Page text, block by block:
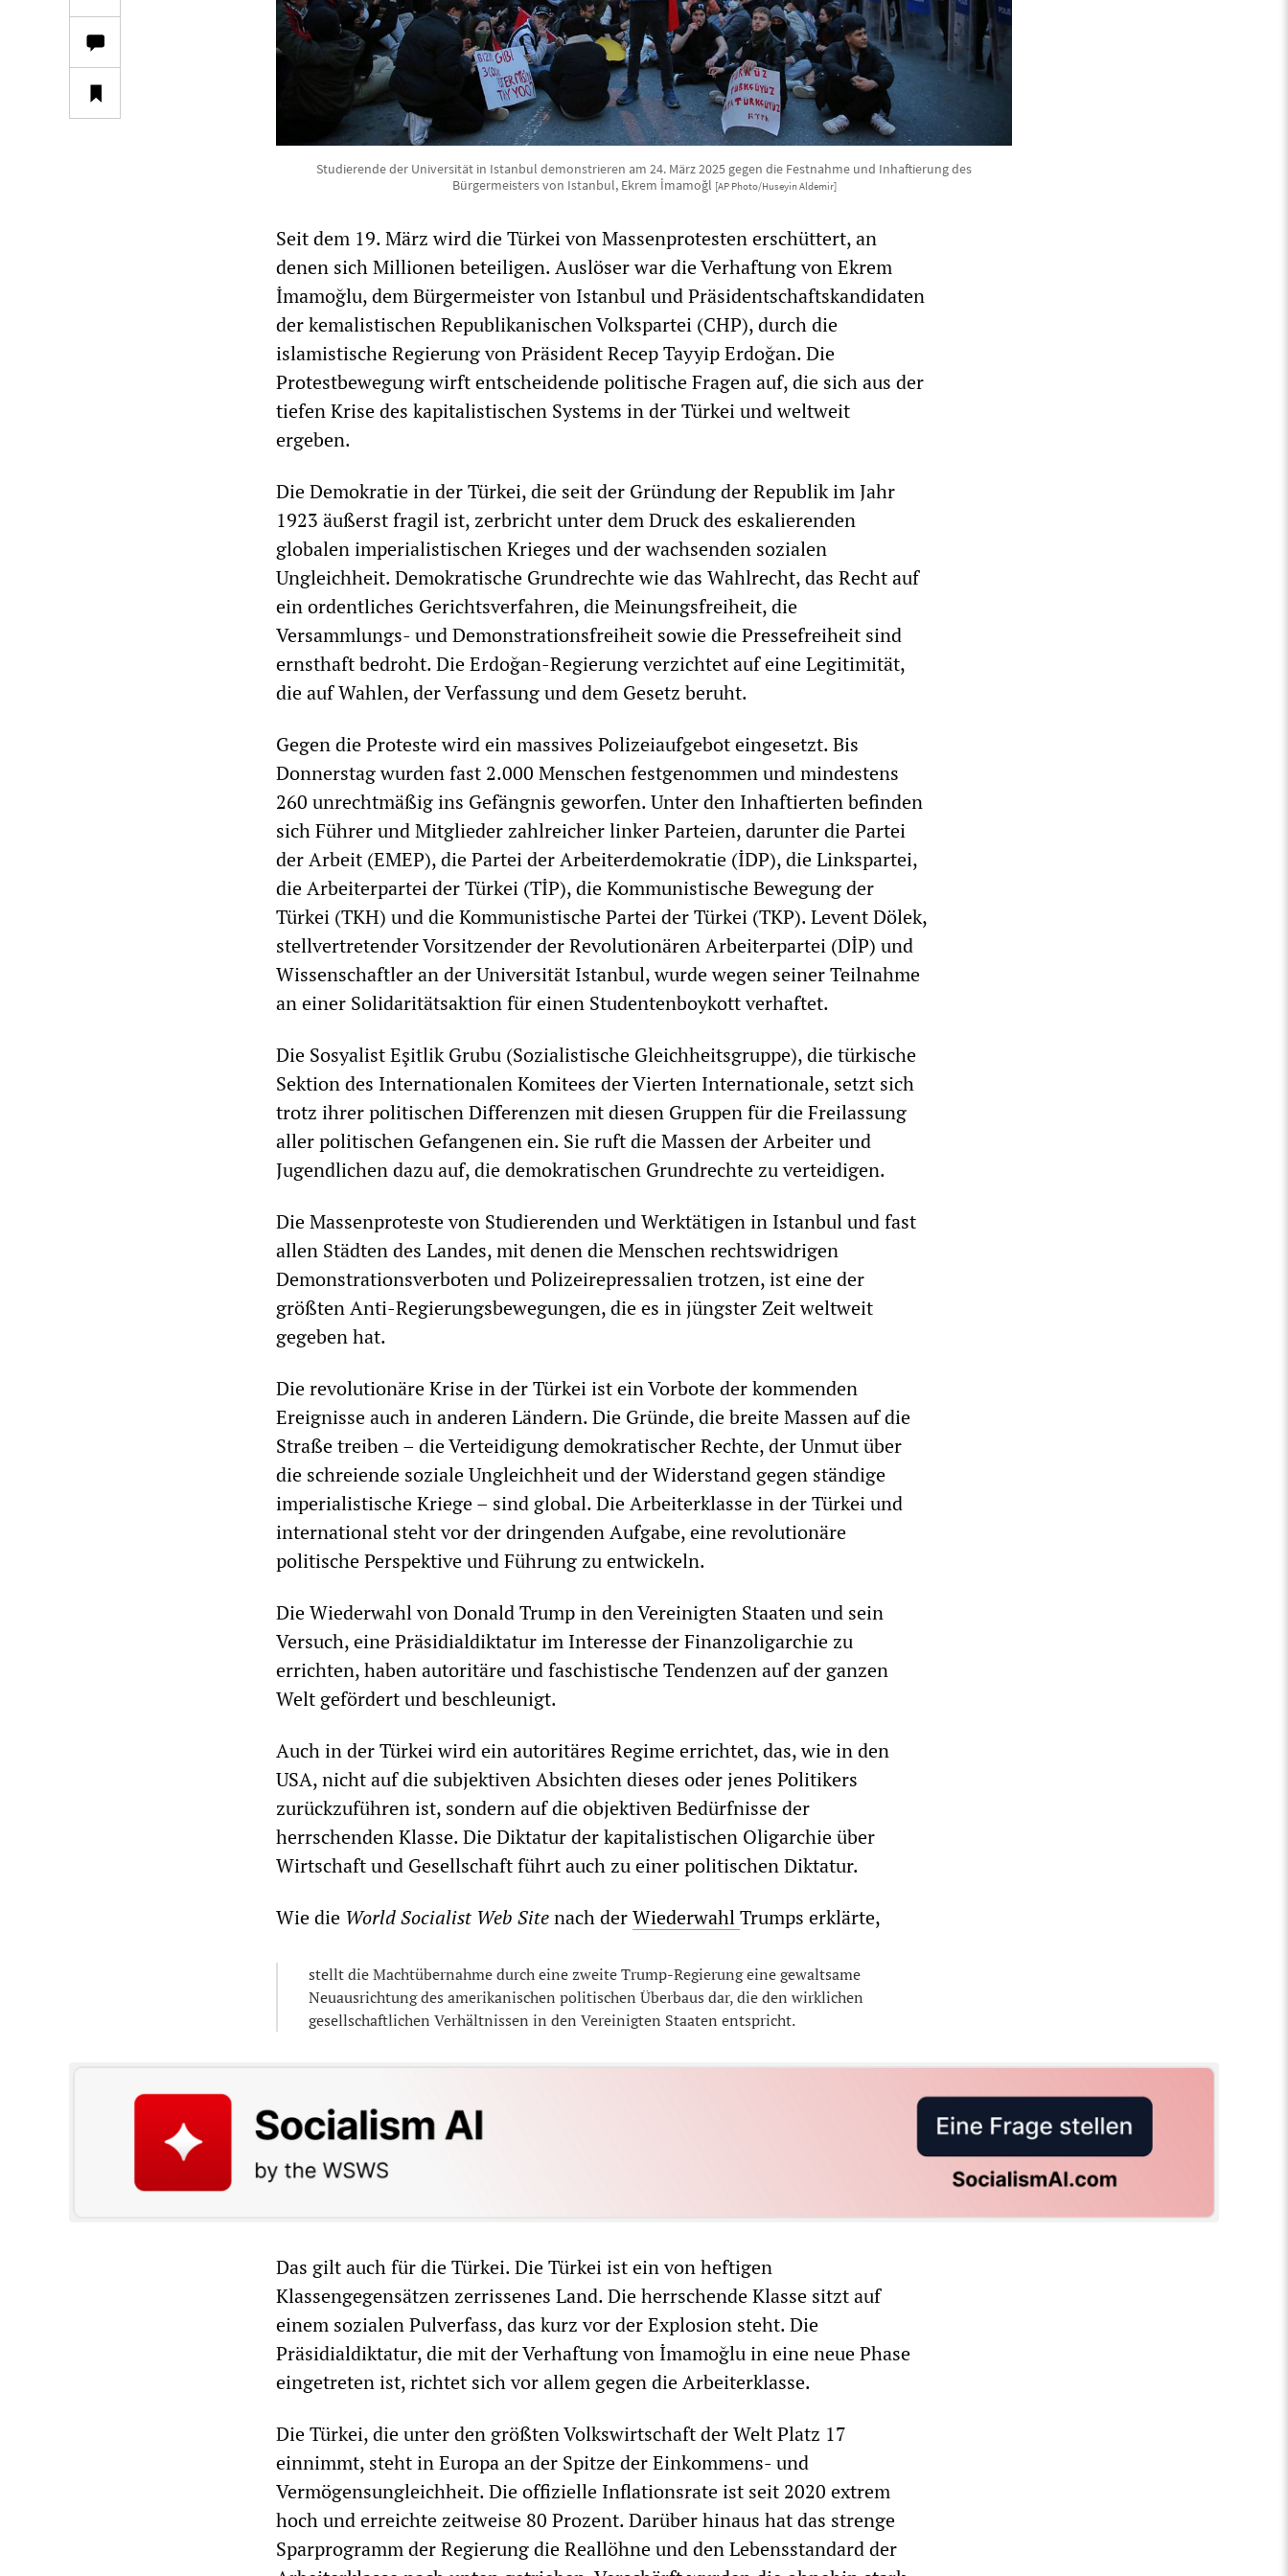
Studierende der Universität in Istanbul demonstrieren am 24. März 2025 gegen die Festnahme und Inhaftierung des
Bürgermeisters von Istanbul, Ekrem İmamoğl [AP Photo/Huseyin Aldemir]
Seit dem 19. März wird die Türkei von Massenprotesten erschüttert, an
denen sich Millionen beteiligen. Auslöser war die Verhaftung von Ekrem
İmamoğlu, dem Bürgermeister von Istanbul und Präsidentschaftskandidaten
der kemalistischen Republikanischen Volkspartei (CHP), durch die
islamistische Regierung von Präsident Recep Tayyip Erdoğan. Die
Protestbewegung wirft entscheidende politische Fragen auf, die sich aus der
tiefen Krise des kapitalistischen Systems in der Türkei und weltweit
ergeben.
Die Demokratie in der Türkei, die seit der Gründung der Republik im Jahr
1923 äußerst fragil ist, zerbricht unter dem Druck des eskalierenden
globalen imperialistischen Krieges und der wachsenden sozialen
Ungleichheit. Demokratische Grundrechte wie das Wahlrecht, das Recht auf
ein ordentliches Gerichtsverfahren, die Meinungsfreiheit, die
Versammlungs- und Demonstrationsfreiheit sowie die Pressefreiheit sind
ernsthaft bedroht. Die Erdoğan-Regierung verzichtet auf eine Legitimität,
die auf Wahlen, der Verfassung und dem Gesetz beruht.
Gegen die Proteste wird ein massives Polizeiaufgebot eingesetzt. Bis
Donnerstag wurden fast 2.000 Menschen festgenommen und mindestens
260 unrechtmäßig ins Gefängnis geworfen. Unter den Inhaftierten befinden
sich Führer und Mitglieder zahlreicher linker Parteien, darunter die Partei
der Arbeit (EMEP), die Partei der Arbeiterdemokratie (İDP), die Linkspartei,
die Arbeiterpartei der Türkei (TİP), die Kommunistische Bewegung der
Türkei (TKH) und die Kommunistische Partei der Türkei (TKP). Levent Dölek,
stellvertretender Vorsitzender der Revolutionären Arbeiterpartei (DİP) und
Wissenschaftler an der Universität Istanbul, wurde wegen seiner Teilnahme
an einer Solidaritätsaktion für einen Studentenboykott verhaftet.
Die Sosyalist Eşitlik Grubu (Sozialistische Gleichheitsgruppe), die türkische
Sektion des Internationalen Komitees der Vierten Internationale, setzt sich
trotz ihrer politischen Differenzen mit diesen Gruppen für die Freilassung
aller politischen Gefangenen ein. Sie ruft die Massen der Arbeiter und
Jugendlichen dazu auf, die demokratischen Grundrechte zu verteidigen.
Die Massenproteste von Studierenden und Werktätigen in Istanbul und fast
allen Städten des Landes, mit denen die Menschen rechtswidrigen
Demonstrationsverboten und Polizeirepressalien trotzen, ist eine der
größten Anti-Regierungsbewegungen, die es in jüngster Zeit weltweit
gegeben hat.
Die revolutionäre Krise in der Türkei ist ein Vorbote der kommenden
Ereignisse auch in anderen Ländern. Die Gründe, die breite Massen auf die
Straße treiben – die Verteidigung demokratischer Rechte, der Unmut über
die schreiende soziale Ungleichheit und der Widerstand gegen ständige
imperialistische Kriege – sind global. Die Arbeiterklasse in der Türkei und
international steht vor der dringenden Aufgabe, eine revolutionäre
politische Perspektive und Führung zu entwickeln.
Die Wiederwahl von Donald Trump in den Vereinigten Staaten und sein
Versuch, eine Präsidialdiktatur im Interesse der Finanzoligarchie zu
errichten, haben autoritäre und faschistische Tendenzen auf der ganzen
Welt gefördert und beschleunigt.
Auch in der Türkei wird ein autoritäres Regime errichtet, das, wie in den
USA, nicht auf die subjektiven Absichten dieses oder jenes Politikers
zurückzuführen ist, sondern auf die objektiven Bedürfnisse der
herrschenden Klasse. Die Diktatur der kapitalistischen Oligarchie über
Wirtschaft und Gesellschaft führt auch zu einer politischen Diktatur.
Wie die World Socialist Web Sitenach derWiederwahlTrumps erklärte,
stellt die Machtübernahme durch eine zweite Trump-Regierung eine gewaltsame
Neuausrichtung des amerikanischen politischen Überbaus dar, die den wirklichen
gesellschaftlichen Verhältnissen in den Vereinigten Staaten entspricht.
Das gilt auch für die Türkei. Die Türkei ist ein von heftigen
Klassengegensätzen zerrissenes Land. Die herrschende Klasse sitzt auf
einem sozialen Pulverfass, das kurz vor der Explosion steht. Die
Präsidialdiktatur, die mit der Verhaftung von İmamoğlu in eine neue Phase
eingetreten ist, richtet sich vor allem gegen die Arbeiterklasse.
Die Türkei, die unter den größten Volkswirtschaft der Welt Platz 17
einnimmt, steht in Europa an der Spitze der Einkommens- und
Vermögensungleichheit. Die offizielle Inflationsrate ist seit 2020 extrem
hoch und erreichte zeitweise 80 Prozent. Darüber hinaus hat das strenge
Sparprogramm der Regierung die Reallöhne und den Lebensstandard der